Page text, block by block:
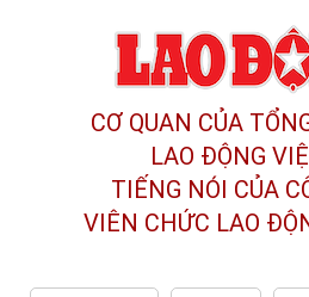
CƠ QUAN CỦA
LAO ĐỘNG
TIẾNG NÓI CỦA
VIÊN CHỨC LAO